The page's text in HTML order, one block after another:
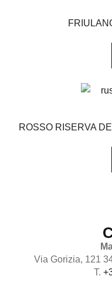
ROSSO RISERVA
Via Gorizia, 121
T.